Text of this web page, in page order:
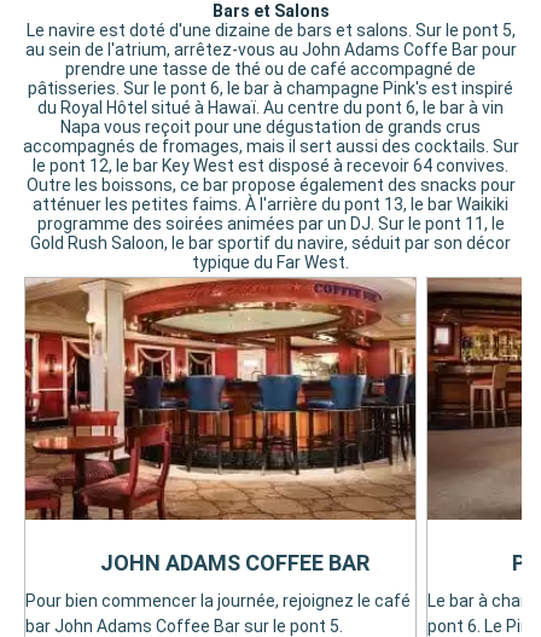
Bars et Salons
Le navire est doté d'une dizaine de bars et salons. Sur le pont 5,
au sein de l'atrium, arrêtez-vous au John Adams Coffe Bar pour
prendre une tasse de thé ou de café accompagné de
pâtisseries. Sur le pont 6, le bar à champagne Pink's est inspiré
du Royal Hôtel situé à Hawaï. Au centre du pont 6, le bar à vin
Napa vous reçoit pour une dégustation de grands crus
accompagnés de fromages, mais il sert aussi des cocktails. Sur
le pont 12, le bar Key West est disposé à recevoir 64 convives.
Outre les boissons, ce bar propose également des snacks pour
atténuer les petites faims. À l'arrière du pont 13, le bar Waikiki
programme des soirées animées par un DJ. Sur le pont 11, le
Gold Rush Saloon, le bar sportif du navire, séduit par son décor
typique du Far West.
Pour bien commencer la journée, rejoignez le café
bar John Adams Coffee Bar sur le pont 5.
JOHN ADAMS COFFEE BAR
Le bar à
pont 6. Le